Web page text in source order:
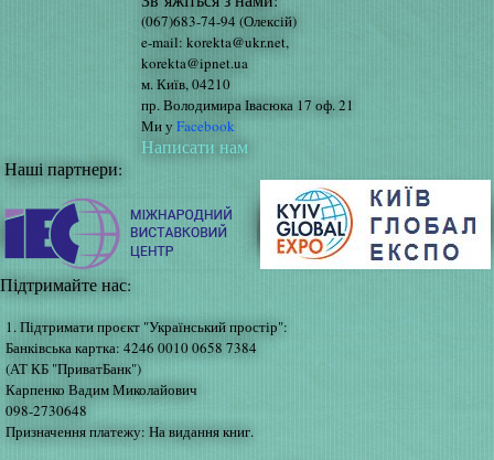
(067)683-74-94 (Олексій)
e-mail: korekta@ukr.net,
korekta@ipnet.ua
м. Київ, 04210
пр. Володимира Івасюка 17 оф. 21
Ми уFacebook
Написати нам
Наші партнери:
Підтримайте нас:
1. Підтримати проєкт "Український простір":
Банківська картка: 4246 0010 0658 7384
(АТ КБ "ПриватБанк")
Карпенко Вадим Миколайович
098-2730648
Призначення платежу: На видання книг.